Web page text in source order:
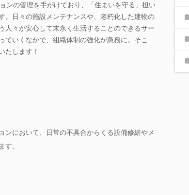
ンの管理を手がけており、「住まいを守る」担い
。日々の施設メンテナンスや、老朽化した建物の
人々が安心して末永く生活することのできるサー
ていくなかで、組織体制の強化が急務に。そこ
たします！
ンにおいて、日常の不具合からくる設備修繕やメ
す。